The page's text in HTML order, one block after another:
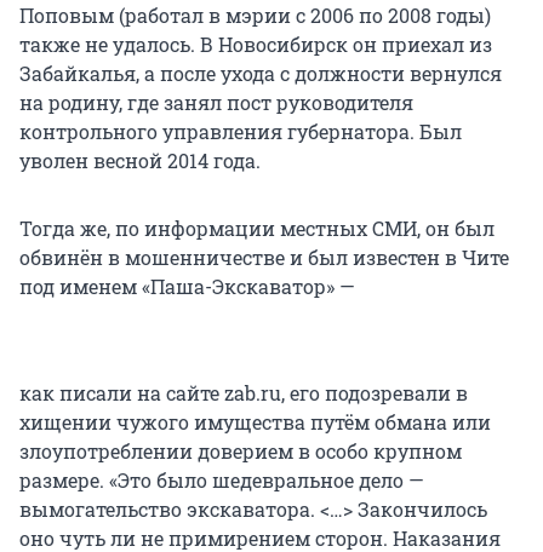
Поповым (работал в мэрии с 2006 по 2008 годы)
также не удалось. В Новосибирск он приехал из
Забайкалья, а после ухода с должности вернулся
на родину, где занял пост руководителя
контрольного управления губернатора. Был
уволен весной 2014 года.
Тогда же, по информации местных СМИ, он был
обвинён в мошенничестве и был известен в Чите
под именем «Паша-Экскаватор» —
как писали на сайте zab.ru, его подозревали в
хищении чужого имущества путём обмана или
злоупотреблении доверием в особо крупном
размере. «Это было шедевральное дело —
вымогательство экскаватора. <…> Закончилось
оно чуть ли не примирением сторон. Наказания